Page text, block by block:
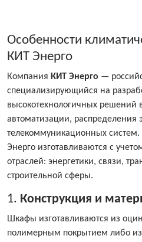
Особенности
КИТ Энерго
Компания КИТ Энерго —
специализирующийся на
высокотехнологичных
автоматизации, распределения
телекоммуникационных
Энерго изготавливаются с
отраслей: энергетики, связи,
строительной сферы.
1. Конструкция и
Шкафы изготавливаются из
полимерным покрытием либо